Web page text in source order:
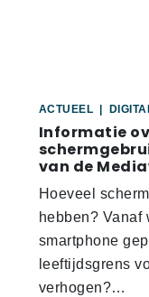
ACTUEEL
Informatie
van de
Hoeveel
hebben?
smartphone
leeftijdsgrens
verhogen?…